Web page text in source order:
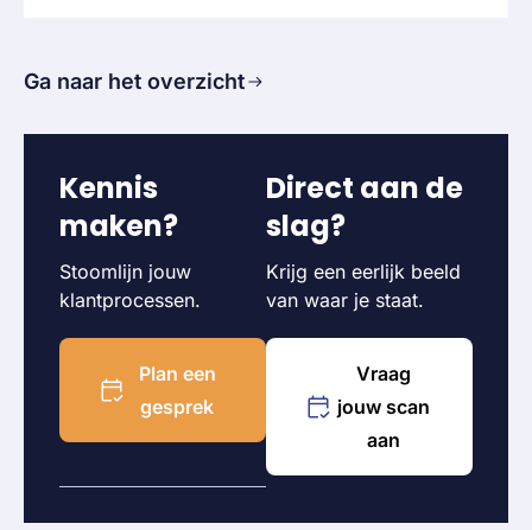
Ga naar het overzicht
Kennis
maken?
Stoomlijn jouw
klantprocessen.
Plan een
gesprek
Direct aan de
slag?
Krijg een eerlijk beeld
van waar je staat.
Vraag
jouw scan
aan